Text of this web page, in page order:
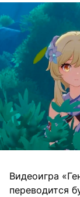
Видеоигра
переводится